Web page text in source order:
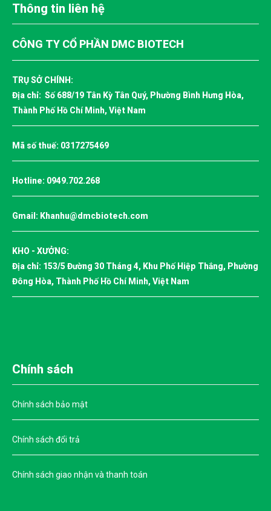
Thông tin liên hệ
CÔNG TY CỔ PHẦN DMC BIOTECH
TRỤ SỞ CHÍNH:
Địa chỉ: Số 688/19 Tân Kỳ Tân Quý, Phường Bình Hưng Hòa,
Thành Phố Hồ Chí Minh, Việt Nam
Mã số thuế: 0317275469
Hotline: 0949.702.268
Gmail: Khanhu@dmcbiotech.com
KHO - XƯỞNG:
Địa chỉ: 153/5 Đường 30 Tháng 4, Khu Phố Hiệp Thắng, Phường
Đông Hòa, Thành Phố Hồ Chí Minh, Việt Nam
Chính sách
Chính sách bảo mật
Chính sách đổi trả
Chính sách giao nhận và thanh toán